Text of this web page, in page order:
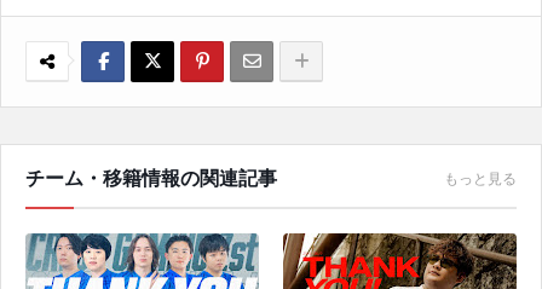
チーム・移籍情報の関連記事 もっと見る